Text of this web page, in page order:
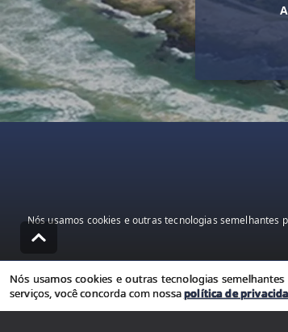
Nós usamos cookies e outras tecnologias
Nós usamos cookies e outras tecnologias
serviços, você concorda com nossapolítica de